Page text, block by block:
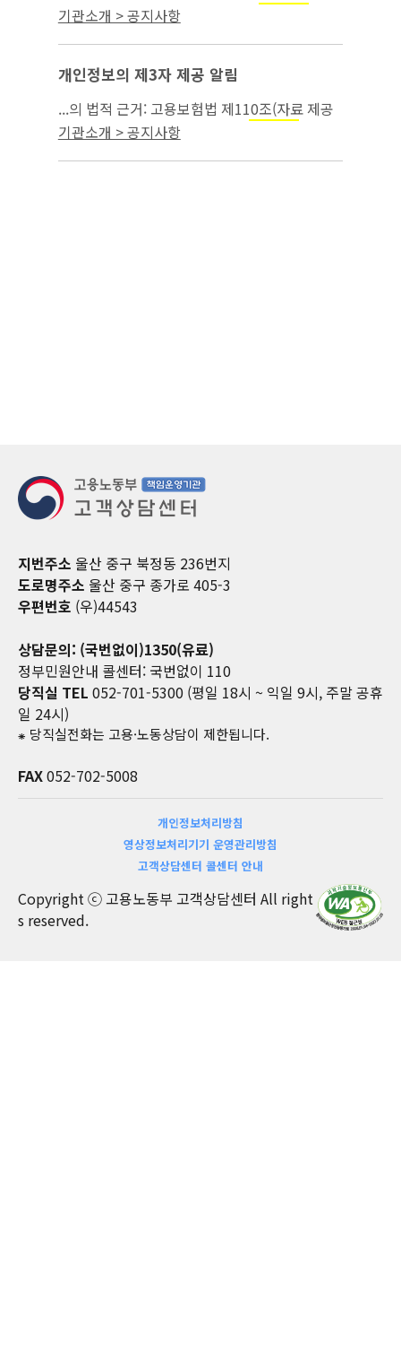
공의 요청) 3. 제3자 제공의 목적:
기관소개 > 공지사항
개인정보의 제3자 제공 알림
...의 법적 근거: 고용보험법 제110조(자료 제공
의 요청) 3. 제3자 제공의 목적:
기관소개 > 공지사항
지번주소 울산 중구 북정동 236번지
도로명주소 울산 중구 종가로 405-3
우편번호 (우)44543
상담문의: (국번없이)1350(유료)
정부민원안내 콜센터: 국번없이 110
당직실 TEL 052-701-5300 (평일 18시 ~ 익일 9시, 주말 공휴
일 24시)
⁕ 당직실전화는 고용·노동상담이 제한됩니다.
FAX052-702-5008
개인정보처리방침
영상정보처리기기 운영관리방침
고객상담센터 콜센터 안내
Copyright ⓒ 고용노동부 고객상담센터 All right
s reserved.